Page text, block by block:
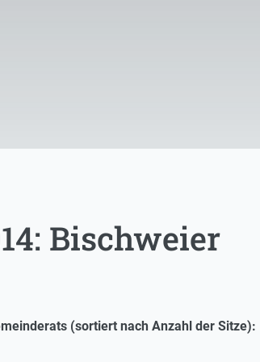
Bischweier
(sortiert nach Anzahl der Sitze):